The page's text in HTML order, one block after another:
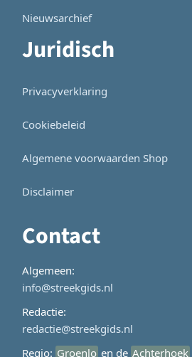
Nieuwsarchief
Juridisch
Privacyverklaring
Cookiebeleid
Algemene voorwaarden Shop
Disclaimer
Contact
Algemeen:
info@streekgids.nl
Redactie:
redactie@streekgids.nl
Regio: Groenlo en de Achterhoek